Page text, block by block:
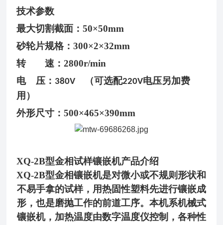
技术参数
最大切割截面：50×50mm
砂轮片规格：300×2×32mm
转 速：2800r/min
电
压： 380V （可选配220V电压另加费
用）
外形尺寸：500×465×390mm
XQ-2B型金相试样镶嵌机产品介绍
XQ-2B型金相镶嵌机是对微小或不规则形状和
不易手拿的试样，用热固性塑料先进行镶嵌成
形，也是磨抛工作的前道工序。本机系机械式
镶嵌机，加热温度由数字温度仪控制，各种性